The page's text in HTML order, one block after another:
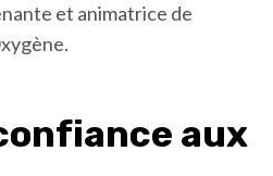
et animatrice de
aux